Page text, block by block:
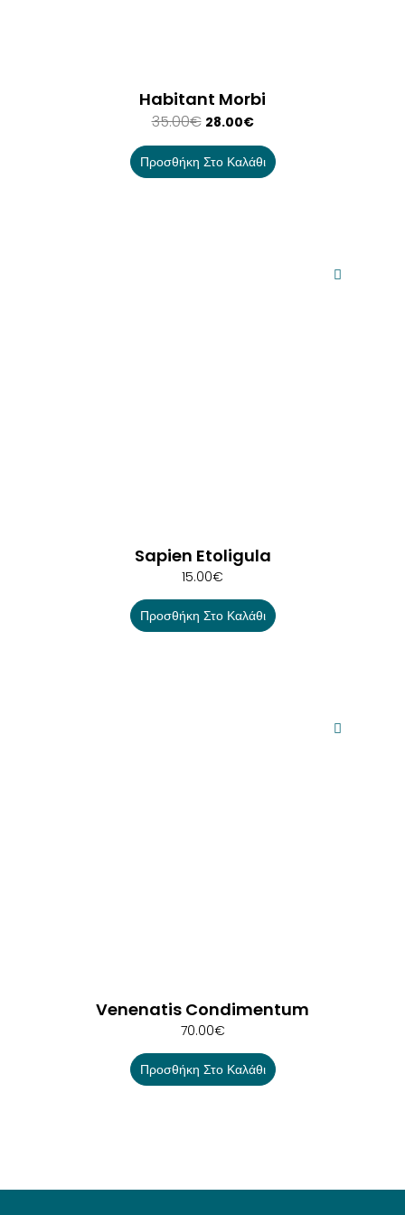
Habitant Morbi
35.00€ 28.00€
Προσθήκη Στο Καλάθι
Sapien Etoligula
15.00€
Προσθήκη Στο Καλάθι
Venenatis Condimentum
70.00€
Προσθήκη Στο Καλάθι